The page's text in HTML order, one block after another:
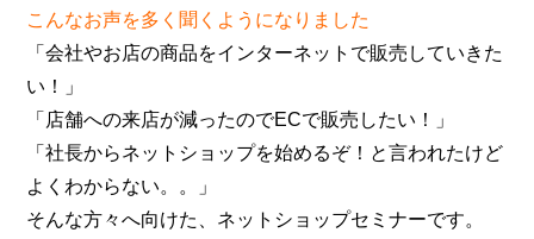
こんなお声を多く聞くようになりました
「会社やお店の商品をインターネットで販売していきた
い！」
「店舗への来店が減ったのでECで販売したい！」
「社長からネットショップを始めるぞ！と言われたけど
よくわからない。。」
そんな方々へ向けた、ネットショップセミナーです。